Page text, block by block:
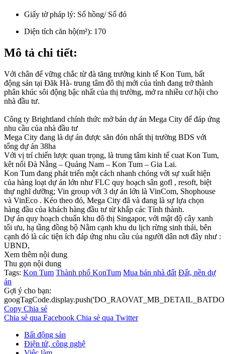
Giấy tờ pháp lý: Sổ hồng/ Sổ đỏ
Diện tích căn hộ(m²): 170
Mô tả chi tiết:
Với chân đế vững chắc từ đà tăng trưởng kinh tế Kon Tum, bất
động sản tại Đăk Hà- trung tâm đô thị mới của tỉnh đang trở thành
phân khúc sôi động bậc nhất của thị trường, mở ra nhiều cơ hội cho
nhà đầu tư.
Công ty Brightland chính thức mở bán dự án Mega City để đáp ứng
nhu cầu của nhà đầu tư
Mega City đang là dự án được săn đón nhất thị trường BDS với
tổng dự án 38ha
Với vị trí chiến lược quan trọng, là trung tâm kinh tế cuat Kon Tum,
kêt nối Đà Nẵng – Quảng Nam – Kon Tum – Gia Lai.
Kon Tum đang phát triển một cách nhanh chóng với sự xuất hiện
của hàng loạt dự án lớn như FLC quy hoạch sân gofl , resoft, biệt
thự nghĩ dưỡng; Vin group với 3 dự án lớn là VinCom, Shophouse
và VinEco . Kéo theo đó, Mega City đã và đang là sự lựa chọn
hàng đầu của khách hàng đầu tư từ khắp các Tỉnh thành.
Dự án quy hoạch chuẩn khu đô thị Singapor, với mật độ cây xanh
tối ưu, hạ tầng đồng bộ Nằm cạnh khu du lịch rừng sinh thái, bên
cạnh đó là các tiện ích đáp ứng nhu cầu của người dân nơi đây như :
UBND,
Xem thêm nội dung
Thu gọn nội dung
Tags: Kon Tum Thành phố KonTum Mua bán nhà đất Đất, nền dự
án
Gợi ý cho bạn:
Copy Chia sẻ
Chia sẻ qua Facebook Chia sẻ qua Twitter
Bất động sản
Điện tử, công nghệ